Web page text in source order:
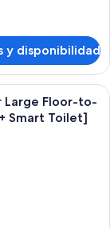
y disponibilidad
una cama, una
Large Floor-to-
Smart Toilet]